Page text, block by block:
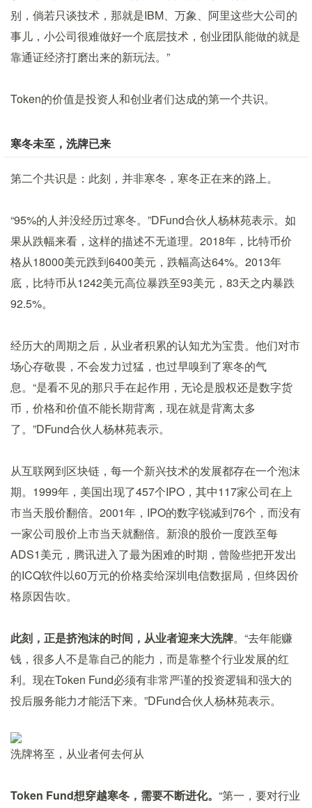
别，倘若只谈技术，那就是IBM、万象、阿里这些大公司的
事儿，小公司很难做好一个底层技术，创业团队能做的就是
靠通证经济打磨出来的新玩法。”
Token的价值是投资人和创业者们达成的第一个共识。
寒冬未至，洗牌已来
第二个共识是：此刻，并非寒冬，寒冬正在来的路上。
“95%的人并没经历过寒冬。”DFund合伙人杨林苑表示。如
果从跌幅来看，这样的描述不无道理。2018年，比特币价
格从18000美元跌到6400美元，跌幅高达64%。2013年
底，比特币从1242美元高位暴跌至93美元，83天之内暴跌
92.5%。
经历大的周期之后，从业者积累的认知尤为宝贵。他们对市
场心存敬畏，不会发力过猛，也过早嗅到了寒冬的气
息。“是看不见的那只手在起作用，无论是股权还是数字货
币，价格和价值不能长期背离，现在就是背离太多
了。”DFund合伙人杨林苑表示。
从互联网到区块链，每一个新兴技术的发展都存在一个泡沫
期。1999年，美国出现了457个IPO，其中117家公司在上
市当天股价翻倍。2001年，IPO的数字锐减到76个，而没有
一家公司股价上市当天就翻倍。新浪的股价一度跌至每
ADS1美元，腾讯进入了最为困难的时期，曾险些把开发出
的ICQ软件以60万元的价格卖给深圳电信数据局，但终因价
格原因告吹。
此刻，正是挤泡沫的时间，从业者迎来大洗牌。“去年能赚
钱，很多人不是靠自己的能力，而是靠整个行业发展的红
利。现在Token Fund必须有非常严谨的投资逻辑和强大的
投后服务能力才能活下来。”DFund合伙人杨林苑表示。
洗牌将至，从业者何去何从
Token Fund想穿越寒冬，需要不断进化。 “第一，要对行业